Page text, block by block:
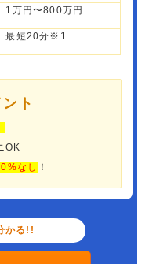
1万円〜800万円
最短20分※1
ト
OK
なし ！
かる!!